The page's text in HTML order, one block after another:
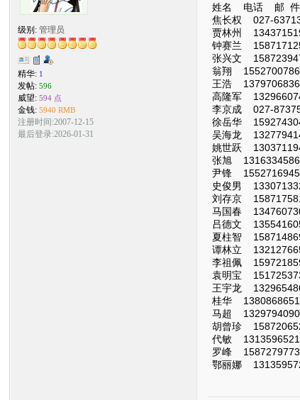
级别:管理员
精华: 1
发帖:596
威望:594 点
金钱:5940 RMB
注册时间:2007-12-15
最后登录:2026-01-31
姓名 电话 邮 件
焦长权 027-
贾林州
钟赛兰
张兴文
翁翔
王浩
高隆军
李京成 027-
徐岳华
吴海龙
姚世跃
张旭
尹锋
史俊男
刘存京
马国春
吕德文
夏柱智
谭林立
李祖佩
袁明宝
王宇龙
桂华
马超
胡曾珍
代敏
罗峰
鄂丽娜